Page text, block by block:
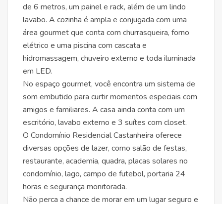
de 6 metros, um painel e rack, além de um lindo
lavabo. A cozinha é ampla e conjugada com uma
área gourmet que conta com churrasqueira, forno
elétrico e uma piscina com cascata e
hidromassagem, chuveiro externo e toda iluminada
em LED.
No espaço gourmet, você encontra um sistema de
som embutido para curtir momentos especiais com
amigos e familiares. A casa ainda conta com um
escritório, lavabo externo e 3 suítes com closet.
O Condomínio Residencial Castanheira oferece
diversas opções de lazer, como salão de festas,
restaurante, academia, quadra, placas solares no
condomínio, lago, campo de futebol, portaria 24
horas e segurança monitorada.
Não perca a chance de morar em um lugar seguro e